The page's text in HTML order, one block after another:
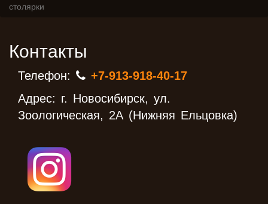
столярки
Контакты
Телефон:
+7-913-918-40-17
Адрес: г. Новосибирск, ул.
Зоологическая, 2А (Нижняя Ельцовка)